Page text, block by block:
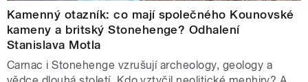
Kamenný otazník: co mají společného Kounovské
kameny a britský Stonehenge? Odhalení
Stanislava Motla
Carnac i Stonehenge vzrušují archeology, geology a